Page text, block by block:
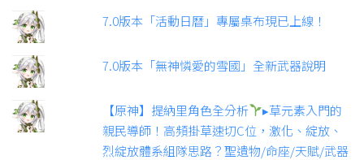
7.0版本「活動日曆」專屬桌布現已上線！
7.0版本「無神憐愛的雪國」全新武器說明
【原神】提納里角色全分析
▸草元素入門的
親民導師！高頻掛草速切C位，激化、綻放、
烈綻放體系組隊思路？聖遺物/命座/天賦/武器